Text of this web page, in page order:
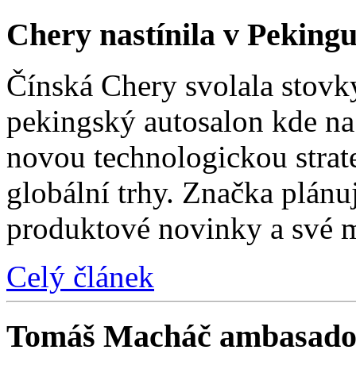
Chery nastínila v
Čínská Chery svolala
pekingský autosalon kde
novou technologickou
globální trhy. Značka
produktové novinky a své
Celý článek
Tomáš Macháč